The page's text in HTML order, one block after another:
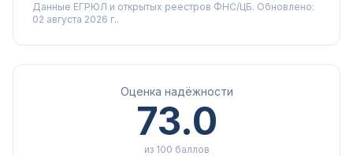
Данные ЕГРЮЛ и открытых реестров ФНС/ЦБ. Обновлено:
02 августа 2026 г..
Оценка надёжности
73.0
из 100 баллов